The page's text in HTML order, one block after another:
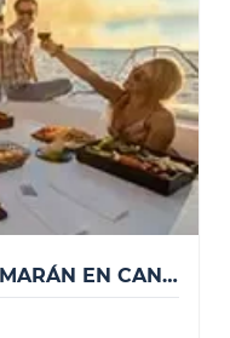
ATARDECER DESDE CATAMARÁN EN CANCÚN